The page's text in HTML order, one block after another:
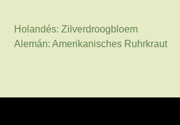
Holandés: Zilverdroogbloem
Alemán: Amerikanisches Ruhrkraut